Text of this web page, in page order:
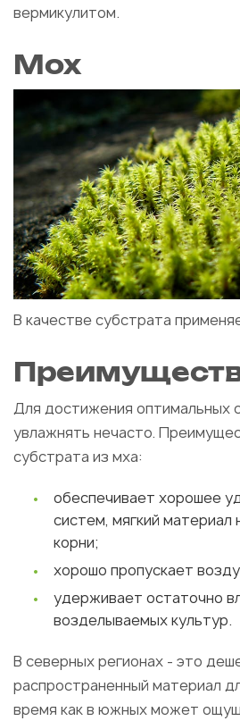
вермикулитом.
Мох
В качестве субстрата
Для достижения оптимальных
увлажнять нечасто.
субстрата из мха:
обеспечивает хорошее
систем, мягкий материал
корни;
хорошо пропускает
удерживает остаточно
возделываемых культур.
В северных регионах - это
распространенный материал
время как в южных может